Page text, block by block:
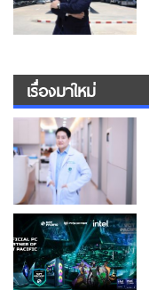
เรื่องมาใหม่